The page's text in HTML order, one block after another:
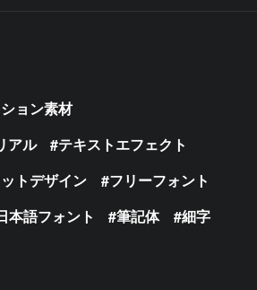
ョン素材
アル
テキストエフェクト
トデザイン
フリーフォント
本語フォント 筆記体
細字